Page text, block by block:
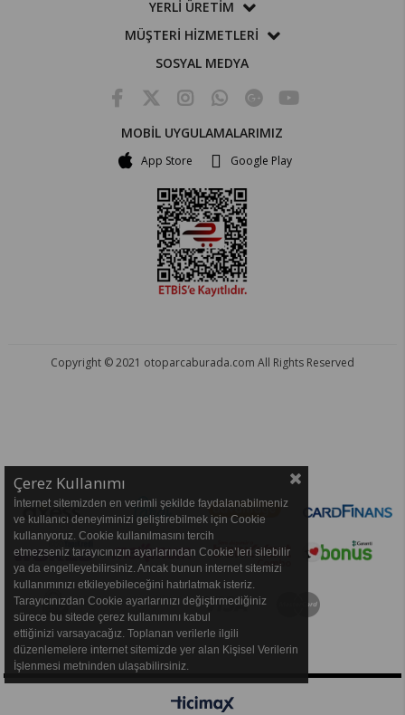
YERLİ ÜRETİM
MÜŞTERİ HİZMETLERİ
SOSYAL MEDYA
MOBİL UYGULAMALARIMIZ
App Store Google Play
Copyright © 2021 otoparcaburada.com All Rights Reserved
Çerez Kullanımı
İnternet sitemizden en verimli şekilde faydalanabilmeniz
ve kullanıcı deneyiminizi geliştirebilmek için Cookie
kullanıyoruz. Cookie kullanılmasını tercih
etmezseniz tarayıcınızın ayarlarından Cookie’leri silebilir
ya da engelleyebilirsiniz. Ancak bunun internet sitemizi
kullanımınızı etkileyebileceğini hatırlatmak isteriz.
Tarayıcınızdan Cookie ayarlarınızı değiştirmediğiniz
sürece bu sitede çerez kullanımını kabul
ettiğinizi varsayacağız. Toplanan verilerle ilgili
düzenlemelere internet sitemizde yer alan Kişisel Verilerin
İşlenmesi metninden ulaşabilirsiniz.